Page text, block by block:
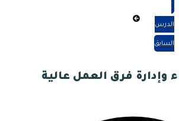
وإدارة فرق العمل عالية